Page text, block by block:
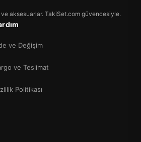
aksesuarlar. TakiSet.com güvencesiyle.
ve Değişim
ve Teslimat
Politikası